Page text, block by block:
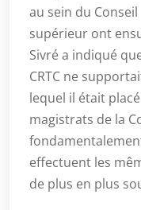
au sein du Conseil
supérieur ont
Sivré a indiqué
CRTC ne
lequel il était
magistrats de la
effectuent les
de plus en plus